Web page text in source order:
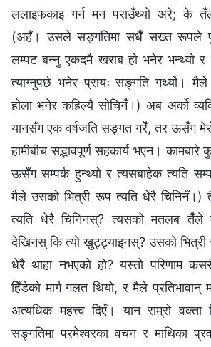
ललाइफकाइ गर्न मन पराउँथ्यो अरे; के
(अहँ। उसले सङ्गतिमा सधैँ सख्त रूपले
लम्पट बन्नु एकदमै खराब हो भनेर भन्थ्यो र
त्याग्नुपर्छ भनेर प्रायः सङ्गति गर्थ्यो। मैले
होला भनेर कहिल्यै सोचिनँ।) अब अर्को
यानसँग एक वर्षजति सङ्गत गरेँ, तर ऊसँग
हामीबीच सद्भावपूर्ण सहकार्य भएन। कामबारे
ऊसँग सम्पर्क हुन्थ्यो र त्यसबाहेक त्यति
मैले उसको भित्री रूप त्यति धेरै चिनिनँ।)
त्यति धेरै चिनिनस्? त्यसको मतलब
देखिनस् कि त्यो खुट्ट्याइनस्? उसको भित्री
धेरै थाहा नभएको हो? यस्तो परिणाम
हिँडेको मार्ग गलत थियो, र मैले प्रतिभावान्‌
अत्यधिक महत्त्व दिएँ। यान राम्रो
सङ्गतिमा परमेश्‍वरका वचन र माथिका